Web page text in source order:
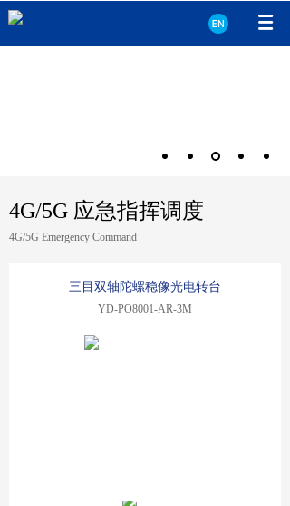
4G/5G 应急指挥调度
4G/5G Emergency Command
YD-PO8001-AR-3M
三目双轴陀螺稳像光电转台